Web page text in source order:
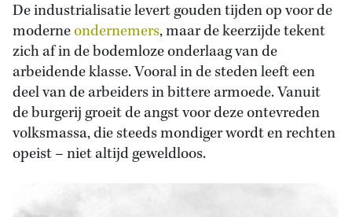
De industrialisatie levert gouden tijden op voor de
moderneondernemers, maar de keerzijde tekent
zich af in de bodemloze onderlaag van de
arbeidende klasse. Vooral in de steden leeft een
deel van de arbeiders in bittere armoede. Vanuit
de burgerij groeit de angst voor deze ontevreden
volksmassa, die steeds mondiger wordt en rechten
opeist – niet altijd geweldloos.